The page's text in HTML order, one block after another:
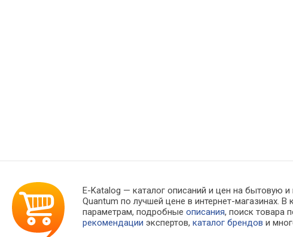
E-Katalog — каталог описаний и цен на бытовую
Quantum по лучшей цене в интернет-
параметрам, подробныеописания, поиск товара
рекомендации экспертов,каталог брендов и